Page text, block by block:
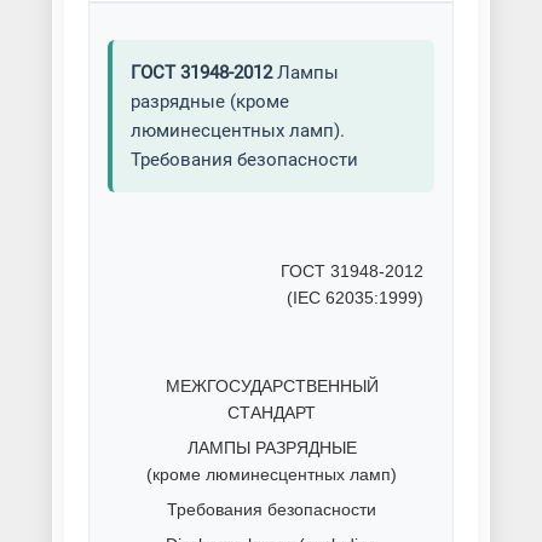
ГОСТ 31948-2012Лампы
разрядные (кроме
люминесцентных ламп).
Требования безопасности